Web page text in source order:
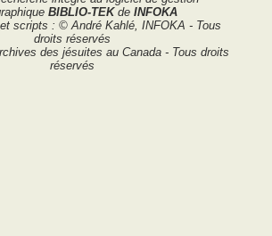
BIBLIO-TEKde INFOKA
scripts : © André Kahlé, INFOKA - Tous
droits réservés
des jésuites au Canada - Tous droits
réservés